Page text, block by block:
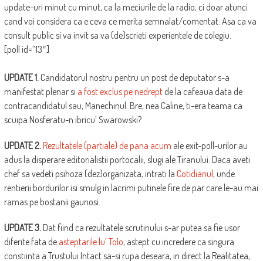
update-uri minut cu minut, ca la meciurile de la radio, ci doar atunci
cand voi considera ca e ceva ce merita semnalat/comentat. Asa ca va
consult public si va invit sa va (de)scrieti experientele de colegiu.
[poll id=”13″]
UPDATE 1.Candidatorul nostru pentru un post de deputator s-a
manifestat plenar si a fost exclus pe nedreptde la cafeaua data de
contracandidatul sau, Manechinul. Bre, nea Caline, ti-era teama ca
scuipa Nosferatu-n ibricu’ Swarowski?
UPDATE 2.Rezultatele (partiale) de pana acum ale exit-poll-urilor au
adus la disperare editorialistii portocalii, slugi ale Tiranului. Daca aveti
chef sa vedeti psihoza (dez)organizata, intrati la Cotidianul , unde
rentierii bordurilor isi smulg in lacrimi putinele fire de par care le-au mai
ramas pe bostanii gaunosi.
UPDATE 3.Dat fiind ca rezultatele scrutinului s-ar putea sa fie usor
diferite fata de asteptarile lu’ Tolo, astept cu incredere ca singura
constiinta a Trustului Intact sa-si rupa deseara, in direct la Realitatea,